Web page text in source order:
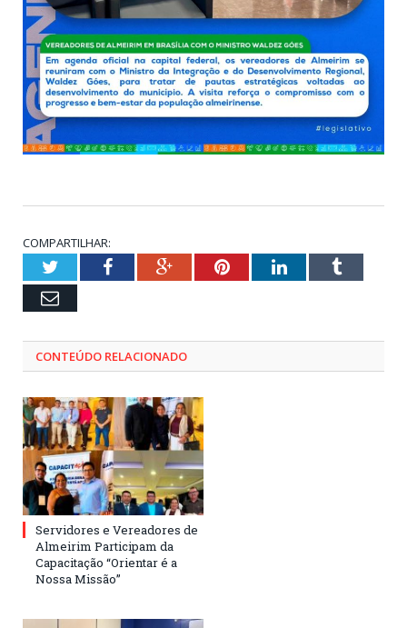
COMPARTILHAR:
TwitterFacebookGoogle+PinterestLinkedInTumblr
Email
CONTEÚDO RELACIONADO
Servidores e Vereadores de
Almeirim Participam da
Capacitação “Orientar é a
Nossa Missão”